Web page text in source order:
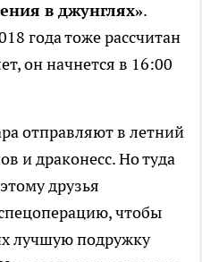
в джунглях».
года тоже рассчитан
он начнется в 16:00
отправляют в летний
и драконесс. Но туда
друзья
чтобы
лучшую подружку